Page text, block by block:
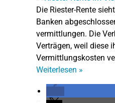
Die Riester-Rente
Banken
vermittlungen. Die
Verträgen, weil diese
Vermittlungskosten
Weiterlesen »